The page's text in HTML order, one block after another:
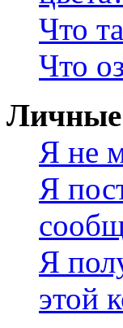
Что
Что
Личные
Я не
Я
Я
этой